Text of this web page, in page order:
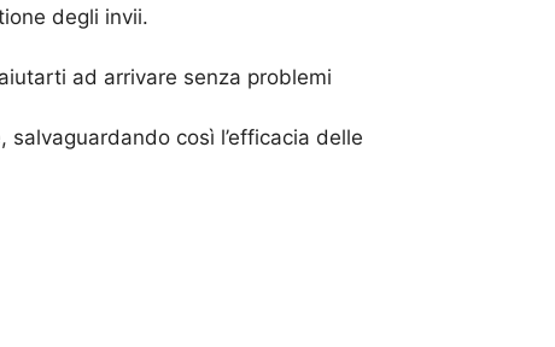
degli invii.
ad arrivare senza problemi
così l’efficacia delle